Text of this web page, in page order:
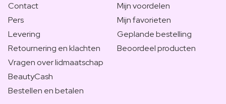
Contact
Pers
Levering
Retournering en klachten
Vragen over lidmaatschap
BeautyCash
Bestellen en betalen
Mijn voordelen
Mijn favorieten
Geplande bestelling
Beoordeel producten